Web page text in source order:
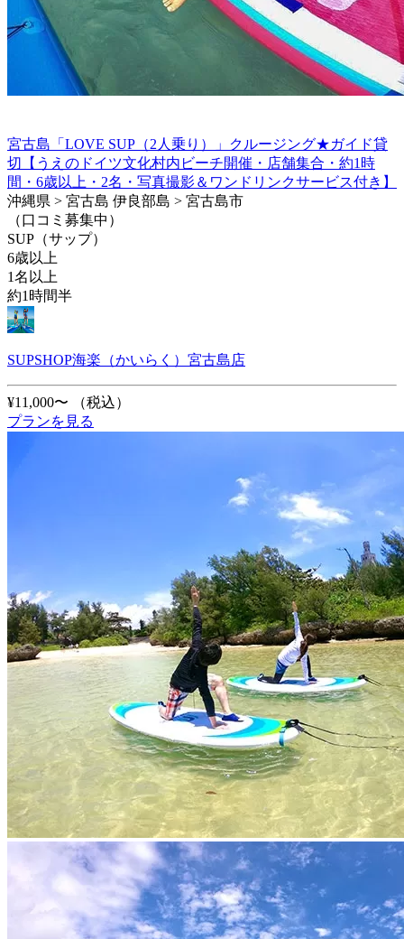
宮古島「LOVE SUP（2人乗り）」クルージング★ガイド貸
切【うえのドイツ文化村内ビーチ開催・店舗集合・約1時
間・6歳以上・2名・写真撮影＆ワンドリンクサービス付き】
沖縄県 > 宮古島 伊良部島 > 宮古島市
（口コミ募集中）
SUP（サップ）
6歳以上
1名以上
約1時間半
SUPSHOP海楽（かいらく）宮古島店
¥11,000〜
（税込）
プランを見る